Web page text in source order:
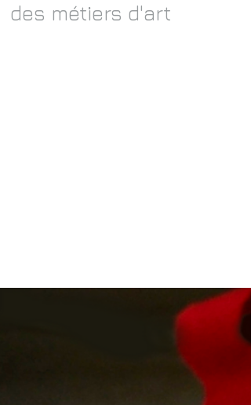
des métiers d'art